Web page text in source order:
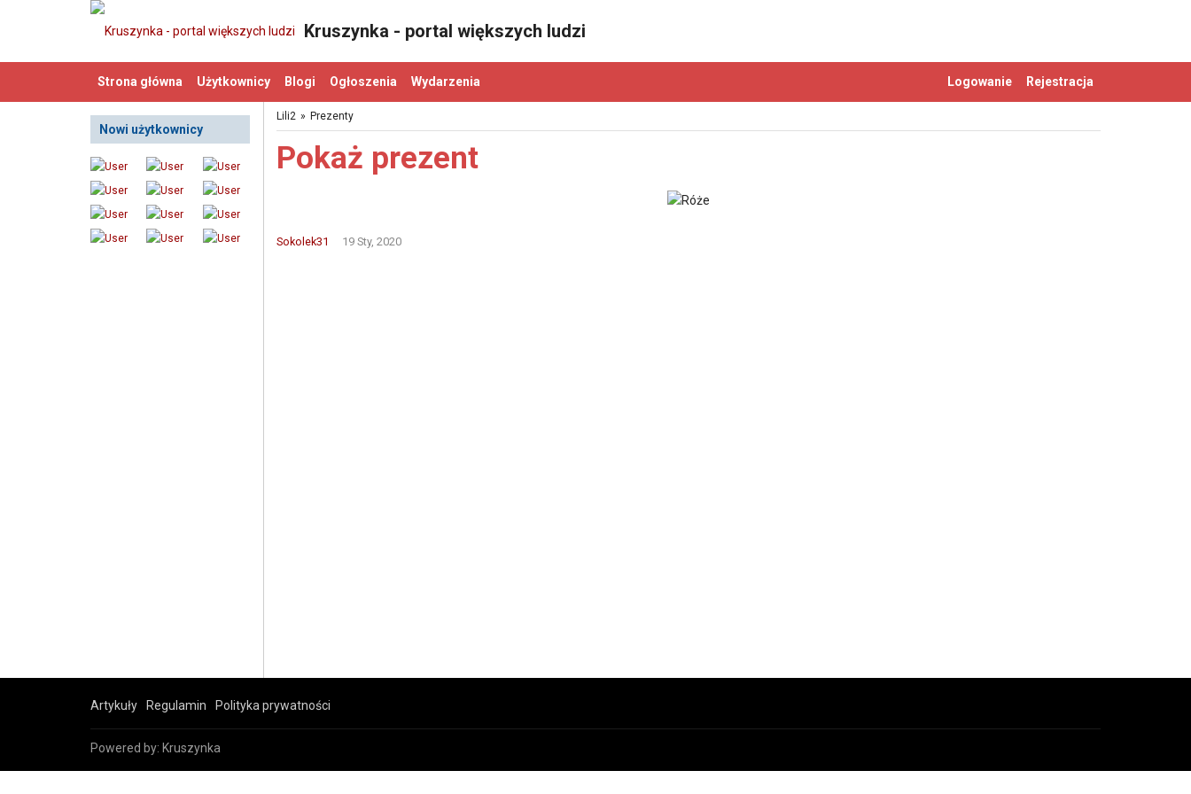
Kruszynka - portal większych ludzi
Rejestracja
Logowanie
Strona główna Użytkownicy Blogi Ogłoszenia Wydarzenia
Nowi użytkownicy
Lili2 » Prezenty
Pokaż prezent
Sokolek31 19 Sty, 2020
Artykuły Regulamin Polityka prywatności
Powered by: Kruszynka